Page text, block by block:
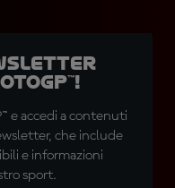
e accedi a contenuti
che include
e informazioni
sport.